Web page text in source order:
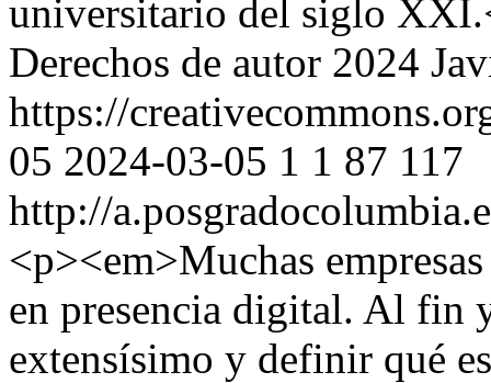
universitario del siglo
Derechos de autor 2024
https://
05 2024-03-05 1 1 87 117
http://
<p><em>Muchas
en presencia digital. Al fin
extensísimo y definir qué